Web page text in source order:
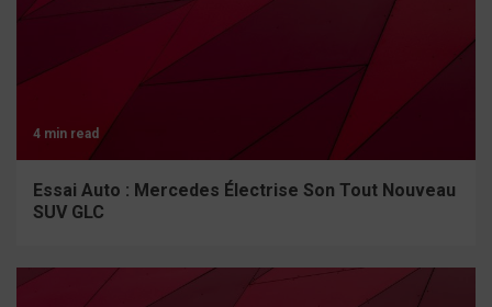
4 min read
Essai Auto : Mercedes Électrise Son Tout Nouveau
SUV GLC